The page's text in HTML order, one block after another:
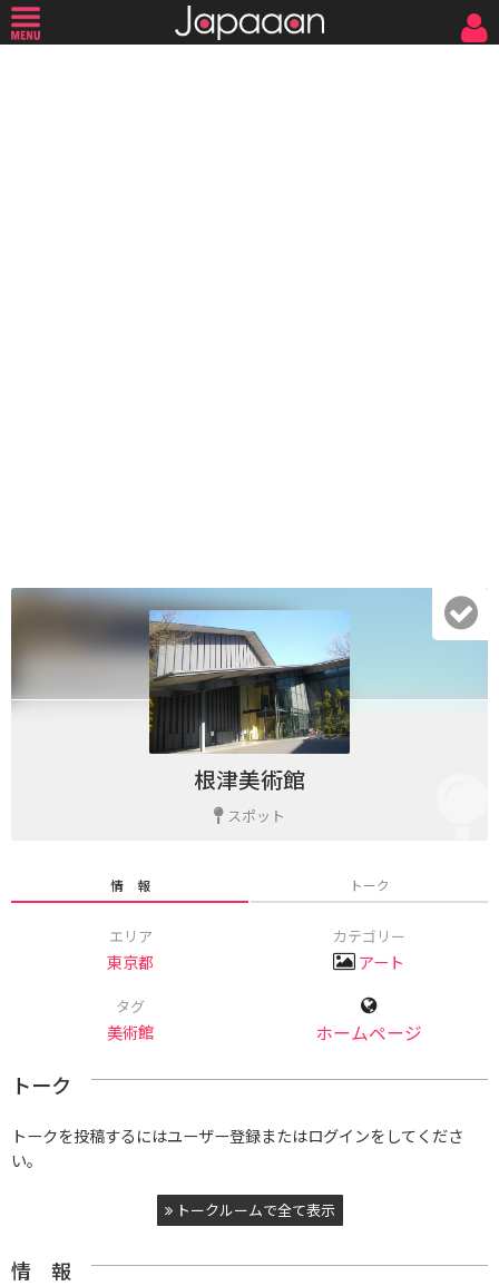
根津美術館
スポット
情 報 トーク
エリア
東京都
カテゴリー
アート
タグ
美術館 ホームページ
トーク
トークを投稿するにはユーザー登録またはログインをしてくださ
い。
トークルームで全て表示
情 報